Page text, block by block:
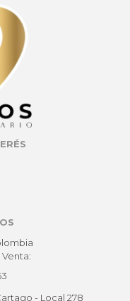
- Local 278